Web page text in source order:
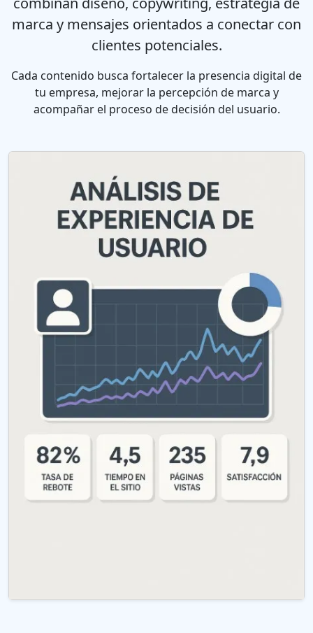
marca y mensajes orientados a conectar con
clientes potenciales.
Cada contenido busca fortalecer la presencia digital de
tu empresa, mejorar la percepción de marca y
acompañar el proceso de decisión del usuario.